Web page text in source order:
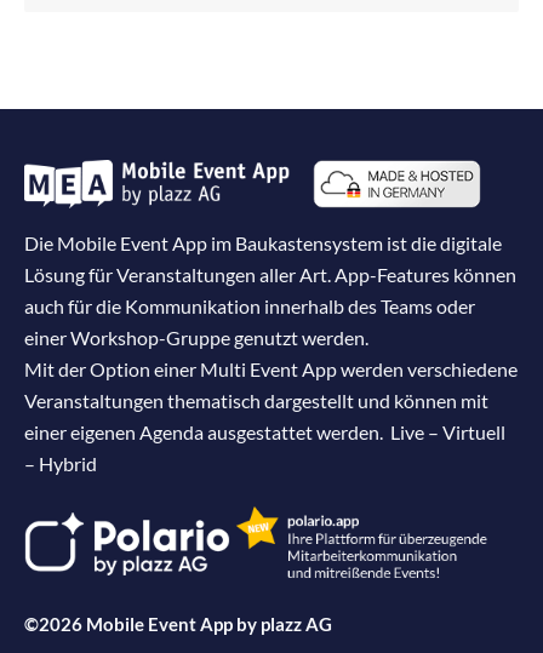
Die Mobile Event App im Baukastensystem ist die digitale
Lösung für Veranstaltungen aller Art. App-Features können
auch für die Kommunikation innerhalb des Teams oder
einer Workshop-Gruppe genutzt werden.
Mit der Option einer Multi Event App werden verschiedene
Veranstaltungen thematisch dargestellt und können mit
einer eigenen Agenda ausgestattet werden. Live – Virtuell
– Hybrid
©2026 Mobile Event App by plazz AG